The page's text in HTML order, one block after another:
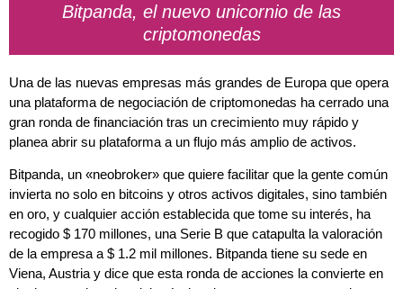
Bitpanda, el nuevo unicornio de las
criptomonedas
Una de las nuevas empresas más grandes de Europa que opera
una plataforma de negociación de criptomonedas ha cerrado una
gran ronda de financiación tras un crecimiento muy rápido y
planea abrir su plataforma a un flujo más amplio de activos.
Bitpanda, un «neobroker» que quiere facilitar que la gente común
invierta no solo en bitcoins y otros activos digitales, sino también
en oro, y cualquier acción establecida que tome su interés, ha
recogido $ 170 millones, una Serie B que catapulta la valoración
de la empresa a $ 1.2 mil millones. Bitpanda tiene su sede en
Viena, Austria y dice que esta ronda de acciones la convierte en